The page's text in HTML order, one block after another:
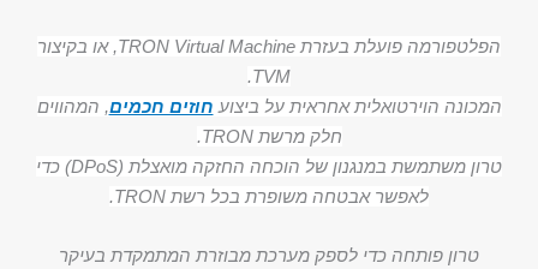
הפלטפורמה פועלת בעזרת TRON Virtual Machine, או בקיצור
TVM.
המכונה הוירטואלית אחראית על ביצוע חוזים חכמים, המהווים
חלק מרשת TRON.
טרון משתמשת במנגנון של הוכחה החזקה מואצלת (DPoS) כדי
לאפשר אבטחה משופרת בכל רשת TRON.
טרון פותחה כדי לספק מערכת מבוזרת המתמקדת בעיקר